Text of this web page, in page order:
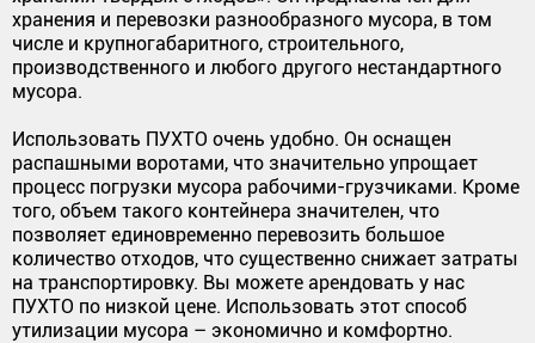
хранения и перевозки разнообразного мусора, в том
числе и крупногабаритного, строительного,
производственного и любого другого нестандартного
мусора.
Использовать ПУХТО очень удобно. Он оснащен
распашными воротами, что значительно упрощает
процесс погрузки мусора рабочими-грузчиками. Кроме
того, объем такого контейнера значителен, что
позволяет единовременно перевозить большое
количество отходов, что существенно снижает затраты
на транспортировку. Вы можете арендовать у нас
ПУХТО по низкой цене. Использовать этот способ
утилизации мусора – экономично и комфортно.